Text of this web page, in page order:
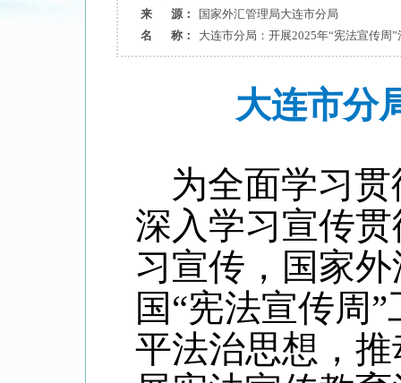
来 源：
国家外汇管理局大连市分局
名 称：
大连市分局：开展2025年“宪法宣传周”
大连市分
为全面学习
深入学习宣传
习宣传，国家
国“宪法宣传周
平法治思想，